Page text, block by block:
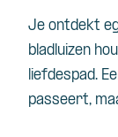
Je ontdekt
bladluizen
liefdespad.
passeert,